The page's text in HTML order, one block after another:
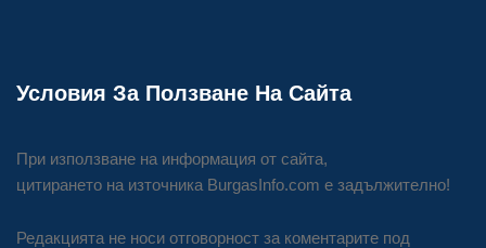
Условия За Ползване На Сайта
При използване на информация от сайта,
цитирането на източника BurgasInfo.com е задължително!
Редакцията не носи отговорност за коментарите под